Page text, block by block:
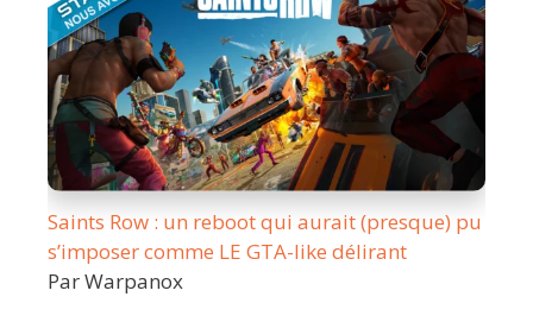
Saints Row : un reboot qui aurait (presque) pu
s’imposer comme LE GTA-like délirant
Par Warpanox